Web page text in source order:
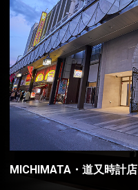
MICHIMATA・道又時計店